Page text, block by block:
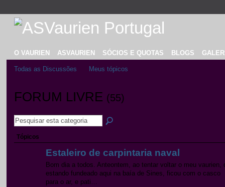
O VAURIEN ASVAURIEN SÓCIOS E QUOTAS BLOGS
Todas as Discussões Meus tópicos
FORUM LIVRE (55)
Tópicos
Estaleiro de carpintaria naval
Bom dia a todos. Anteontem, ao tentar voltar o meu vaurien,
estando fundeado aqui na baía de Sines, ficou com o casco
para o ar, e pati…